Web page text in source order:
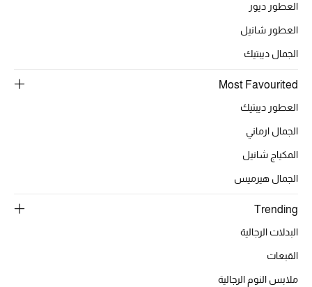
العطور ديور
العطور شانيل
الجمال ديبتيك
Most Favourited
العطور ديبتيك
الجمال ارماني
المكياج شانيل
الجمال هيرميس
Trending
البدلات الرجالية
القبعات
ملابس النوم الرجالية